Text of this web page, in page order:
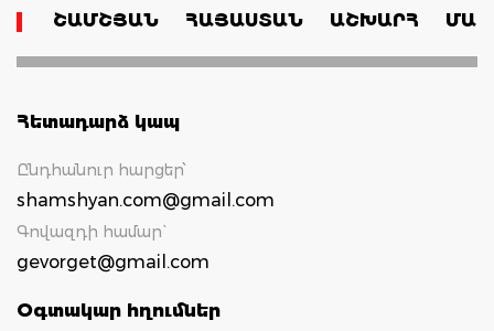
ՇԱՄՇՅԱՆ ՀԱՅԱՍՏԱՆ ԱՇԽԱՐՀ
Հետադարձ կապ
Ընդհանուր հարցեր՝
shamshyan.com@gmail.com
Գովազդի համար`
gevorget@gmail.com
Օգտակար հղումներ